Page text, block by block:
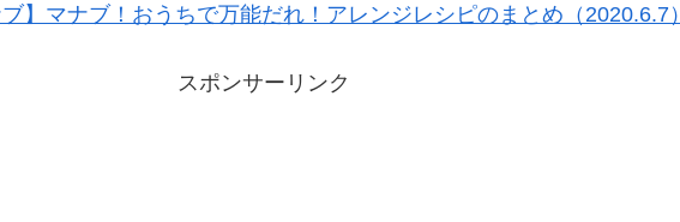
ブ】マナブ！おうちで万能だれ！アレンジレシピのまとめ（2020.6.7）
スポンサーリンク